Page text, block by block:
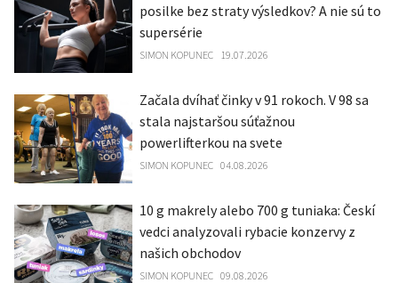
posilke bez straty výsledkov? A nie sú to
supersérie
SIMON KOPUNEC 19.07.2026
Začala dvíhať činky v 91 rokoch. V 98 sa
stala najstaršou súťažnou
powerlifterkou na svete
SIMON KOPUNEC 04.08.2026
10 g makrely alebo 700 g tuniaka: Českí
vedci analyzovali rybacie konzervy z
našich obchodov
SIMON KOPUNEC 09.08.2026